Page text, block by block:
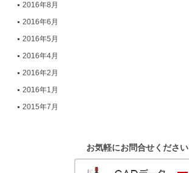
2016年8月
2016年6月
2016年5月
2016年4月
2016年2月
2016年1月
2015年7月
お気軽にお問合せください